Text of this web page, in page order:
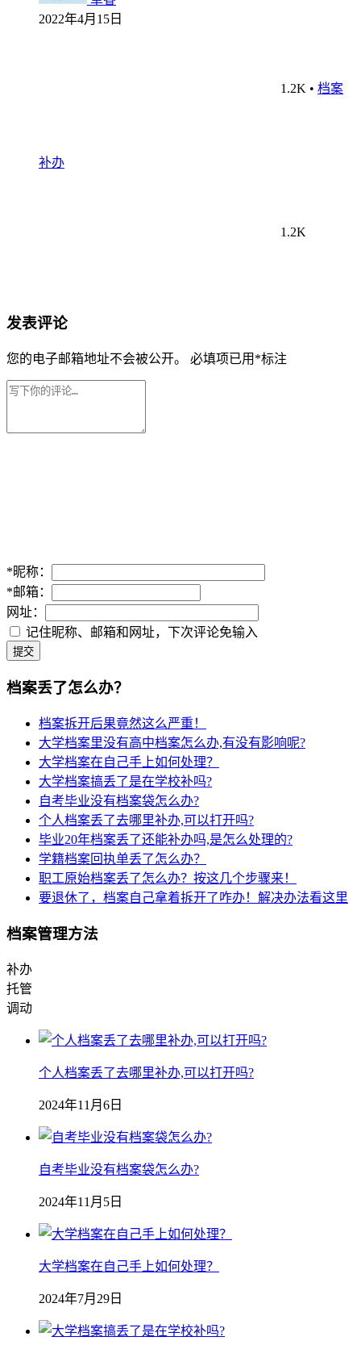
2022年4月15日
1.2K • 档案
补办
1.2K
发表评论
您的电子邮箱地址不会被公开。 必填项已用 *标注
*昵称：
*邮箱：
网址：
记住昵称、邮箱和网址，下次评论免输入
提交
档案丢了怎么办？
档案拆开后果竟然这么严重！
大学档案里没有高中档案怎么办,有没有影响呢?
大学档案在自己手上如何处理？
大学档案搞丢了是在学校补吗?
自考毕业没有档案袋怎么办?
个人档案丢了去哪里补办,可以打开吗?
毕业20年档案丢了还能补办吗,是怎么处理的?
学籍档案回执单丢了怎么办？
职工原始档案丢了怎么办？按这几个步骤来！
要退休了，档案自己拿着拆开了咋办！解决办法看这里
档案管理方法
补办
托管
调动
个人档案丢了去哪里补办,可以打开吗?
2024年11月6日
自考毕业没有档案袋怎么办?
2024年11月5日
大学档案在自己手上如何处理？
2024年7月29日